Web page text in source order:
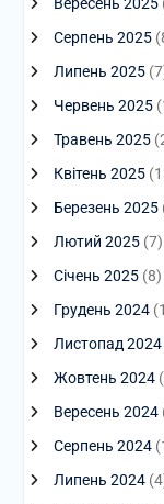
Вересень 2025
Серпень 2025
Липень 2025
Червень 2025
Травень 2025
Квітень 2025
Березень 2025
Лютий 2025(7)
Січень 2025(8)
Грудень 2024
Листопад 2024
Жовтень 2024
Вересень 2024
Серпень 2024
Липень 2024